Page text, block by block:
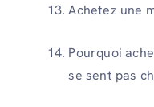
Achetez une
Pourquoi
se sent pas